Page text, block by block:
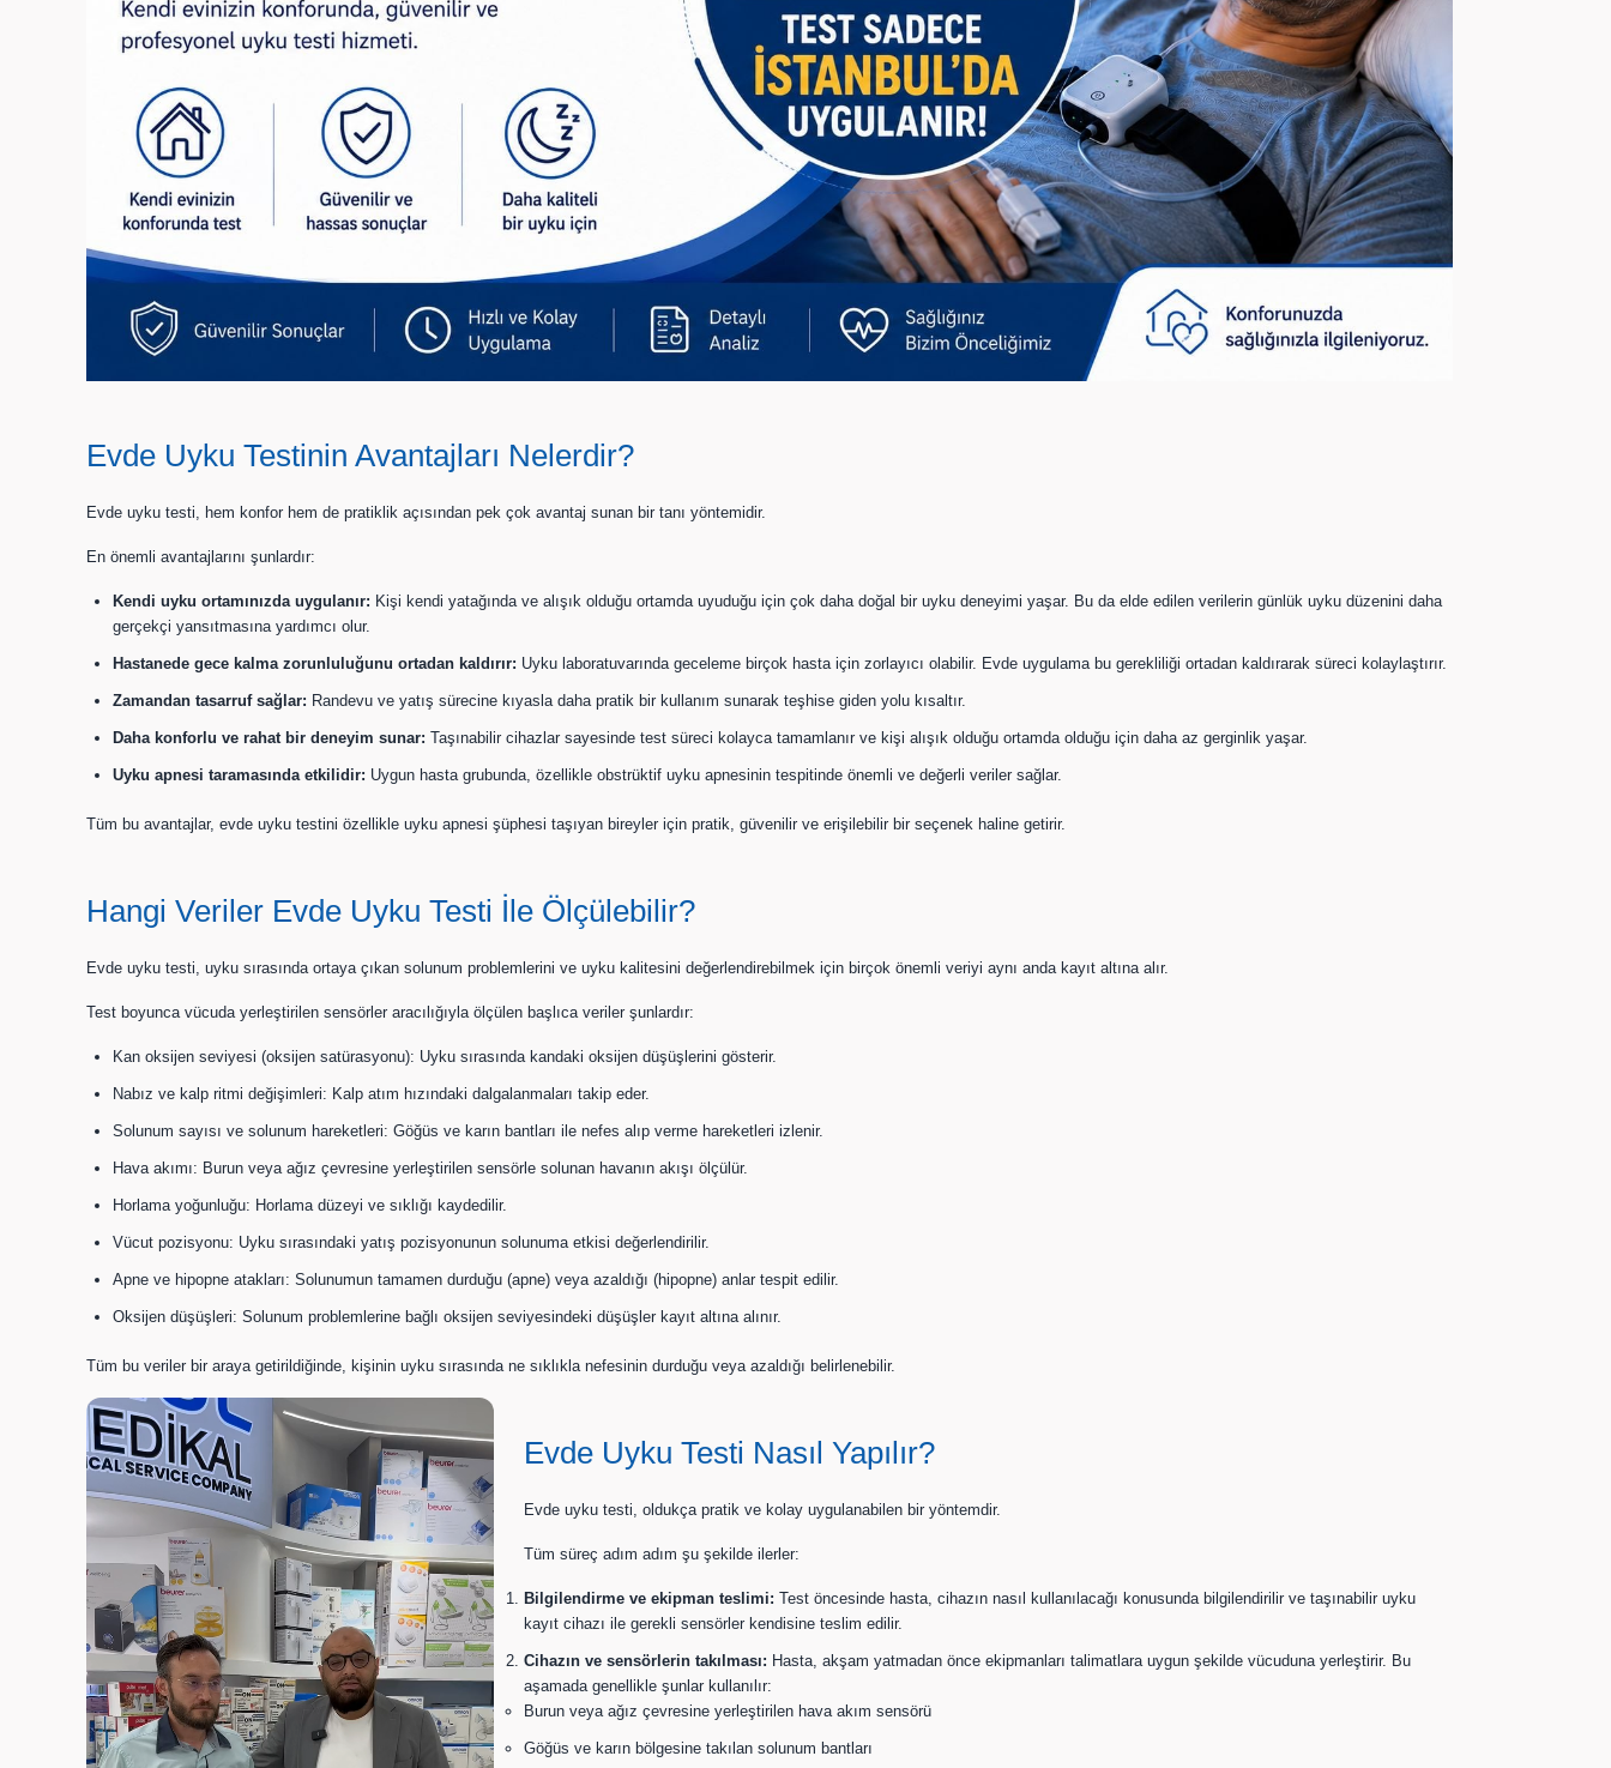
Evde Uyku Testinin Avantajları Nelerdir?
Evde uyku testi, hem konfor hem de pratiklik açısından pek çok avantaj sunan bir tanı yöntemidir.
En önemli avantajlarını şunlardır:
Kendi uyku ortamınızda uygulanır: Kişi kendi yatağında ve alışık olduğu ortamda uyuduğu için çok daha doğal bir uyku deneyimi yaşar. Bu da elde edilen verilerin günlük uyku düzenini daha
gerçekçi yansıtmasına yardımcı olur.
Hastanede gece kalma zorunluluğunu ortadan kaldırır: Uyku laboratuvarında geceleme birçok hasta için zorlayıcı olabilir. Evde uygulama bu gerekliliği ortadan kaldırarak süreci kolaylaştırır.
Zamandan tasarruf sağlar: Randevu ve yatış sürecine kıyasla daha pratik bir kullanım sunarak teşhise giden yolu kısaltır.
Daha konforlu ve rahat bir deneyim sunar: Taşınabilir cihazlar sayesinde test süreci kolayca tamamlanır ve kişi alışık olduğu ortamda olduğu için daha az gerginlik yaşar.
Uyku apnesi taramasında etkilidir: Uygun hasta grubunda, özellikle obstrüktif uyku apnesinin tespitinde önemli ve değerli veriler sağlar.
Tüm bu avantajlar, evde uyku testini özellikle uyku apnesi şüphesi taşıyan bireyler için pratik, güvenilir ve erişilebilir bir seçenek haline getirir.
Hangi Veriler Evde Uyku Testi İle Ölçülebilir?
Evde uyku testi, uyku sırasında ortaya çıkan solunum problemlerini ve uyku kalitesini değerlendirebilmek için birçok önemli veriyi aynı anda kayıt altına alır.
Test boyunca vücuda yerleştirilen sensörler aracılığıyla ölçülen başlıca veriler şunlardır:
Kan oksijen seviyesi (oksijen satürasyonu): Uyku sırasında kandaki oksijen düşüşlerini gösterir.
Nabız ve kalp ritmi değişimleri: Kalp atım hızındaki dalgalanmaları takip eder.
Solunum sayısı ve solunum hareketleri: Göğüs ve karın bantları ile nefes alıp verme hareketleri izlenir.
Hava akımı: Burun veya ağız çevresine yerleştirilen sensörle solunan havanın akışı ölçülür.
Horlama yoğunluğu: Horlama düzeyi ve sıklığı kaydedilir.
Vücut pozisyonu: Uyku sırasındaki yatış pozisyonunun solunuma etkisi değerlendirilir.
Apne ve hipopne atakları: Solunumun tamamen durduğu (apne) veya azaldığı (hipopne) anlar tespit edilir.
Oksijen düşüşleri: Solunum problemlerine bağlı oksijen seviyesindeki düşüşler kayıt altına alınır.
Tüm bu veriler bir araya getirildiğinde, kişinin uyku sırasında ne sıklıkla nefesinin durduğu veya azaldığı belirlenebilir.
Evde Uyku Testi Nasıl Yapılır?
Evde uyku testi, oldukça pratik ve kolay uygulanabilen bir yöntemdir.
Tüm süreç adım adım şu şekilde ilerler:
Bilgilendirme ve ekipman teslimi: Test öncesinde hasta, cihazın nasıl kullanılacağı konusunda bilgilendirilir ve taşınabilir uyku
kayıt cihazı ile gerekli sensörler kendisine teslim edilir.
Cihazın ve sensörlerin takılması: Hasta, akşam yatmadan önce ekipmanları talimatlara uygun şekilde vücuduna yerleştirir. Bu
aşamada genellikle şunlar kullanılır:
Burun veya ağız çevresine yerleştirilen hava akım sensörü
Göğüs ve karın bölgesine takılan solunum bantları